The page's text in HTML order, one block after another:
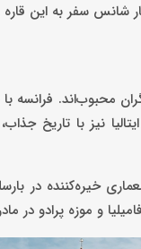
سفر به این قاره
محبوب‌اند. فرانسه
را جذب می‌کند.
خیره‌کننده در
و موزه پرادو در